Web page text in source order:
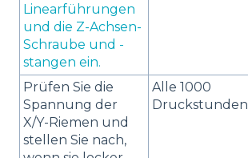
Linearführungen
und die Z-Achsen-
Schraube und -
stangen ein.
Prüfen Sie die
Spannung der
X/Y-Riemen und
stellen Sie nach,
Alle 1000
Druckstunden